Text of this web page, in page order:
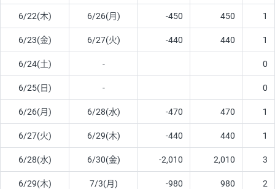
6/22(木) 6/26(月) -450 450 1
6/23(金) 6/27(火) -440 440 1
6/24(土) - 0
6/25(日) - 0
6/26(月) 6/28(水) -470 470 1
6/27(火) 6/29(木) -440 440 1
6/28(水) 6/30(金) -2,010 2,010 3
6/29(木) 7/3(月) -980 980 2